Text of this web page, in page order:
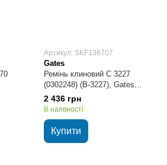
Артикул: SKF136707
Gates
Ремінь клиновий C 3227
(0302248) (В-3227), Gates
(США), 22х14х3227 мм
2 436 грн
В наявності
Купити